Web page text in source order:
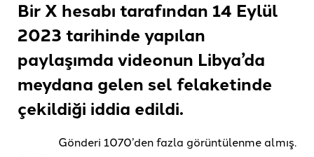
Bir X hesabı tarafından 14 Eylül
2023 tarihinde yapılan
paylaşımda videonun Libya’da
meydana gelen sel felaketinde
çekildiği iddia edildi.
Gönderi 1070’den fazla görüntülenme almış.